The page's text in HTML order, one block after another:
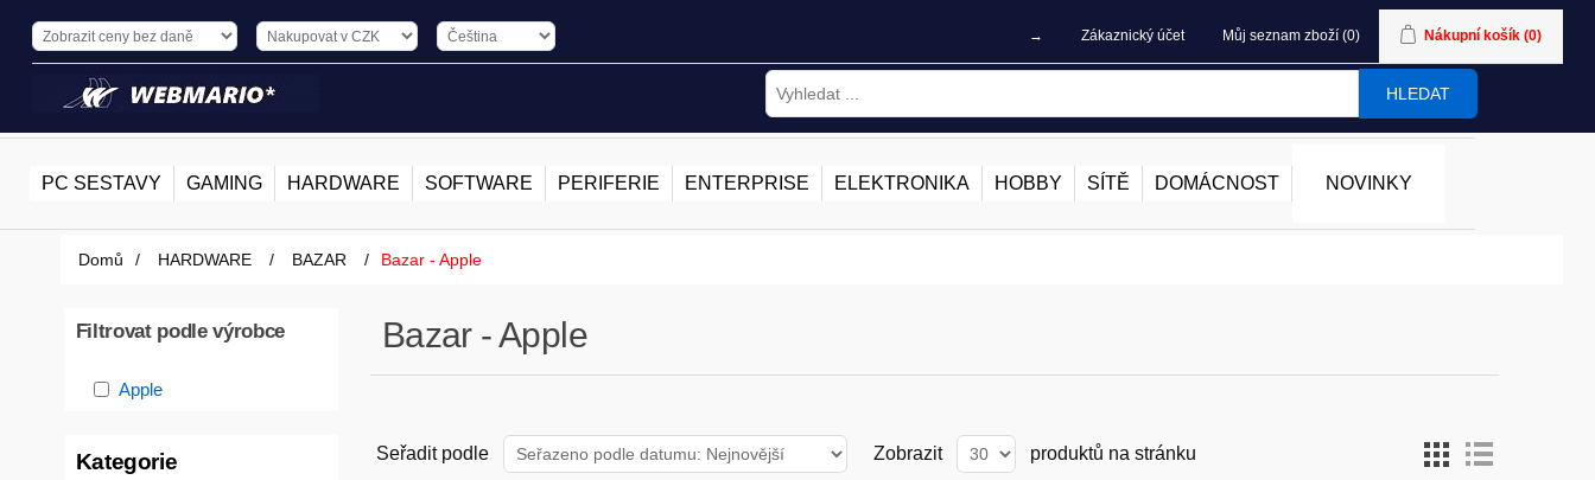
→ Zákaznický účet Můj seznam zboží (0) Nákupní košík (0)
HLEDAT
PC SESTAVY GAMING HARDWARE SOFTWARE PERIFERIE ENTERPRISE ELEKTRONIKA HOBBY SÍTĚ DOMÁCNOST NOVINKY
Domů / HARDWARE / BAZAR / Bazar - Apple
Filtrovat podle výrobce
Apple
Kategorie
Bazar - Apple
Seřadit podle Zobrazit produktů na stránku